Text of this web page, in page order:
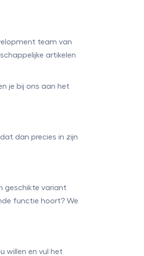
team van
artikelen
je bij ons aan het
dan precies in zijn
geschikte variant
functie hoort? We
willen en vul het